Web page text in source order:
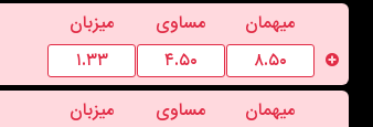
میزبان مساوی
میهمان
۱.۳۳ ۴.۵۰
۸.۵۰
میزبان مساوی
میهمان